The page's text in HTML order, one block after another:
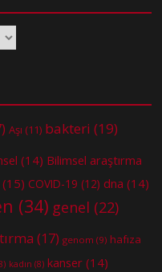
Aşı (11) bakteri (19)
(14) Bilimsel araştırma
(15) COVID-19 (12) dna (14)
(34) genel (22)
(17) genom (9) hafıza
kadın (8) kanser (14)